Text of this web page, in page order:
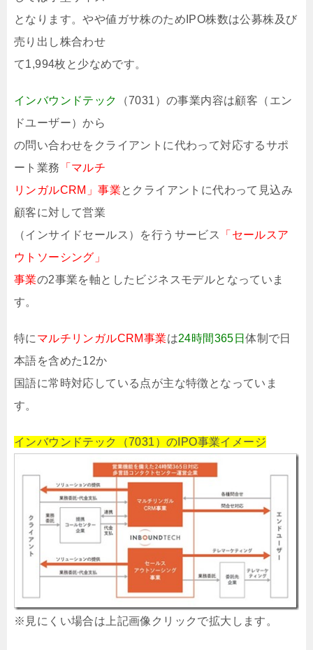
となります。やや値ガサ株のためIPO株数は公募株及び
売り出し株合わせ
て1,994枚と少なめです。
インバウンドテック
（7031）の事業内容は顧客（エン
ドユーザー）から
の問い合わせをクライアントに代わって対応するサポ
ート業務 「マルチ
リンガルCRM」事業とクライアントに代わって見込み
顧客に対して営業
（インサイドセールス）を行うサービス
「セールスア
ウトソーシング」
事業の2事業を軸としたビジネスモデルとなっていま
す。
特に マルチリンガルCRM事業は24時間365日体制で日
本語を含めた12か
国語に常時対応している点が主な特徴となっていま
す。
インバウンドテック（7031）のIPO事業イメージ
※見にくい場合は上記画像クリックで拡大します。